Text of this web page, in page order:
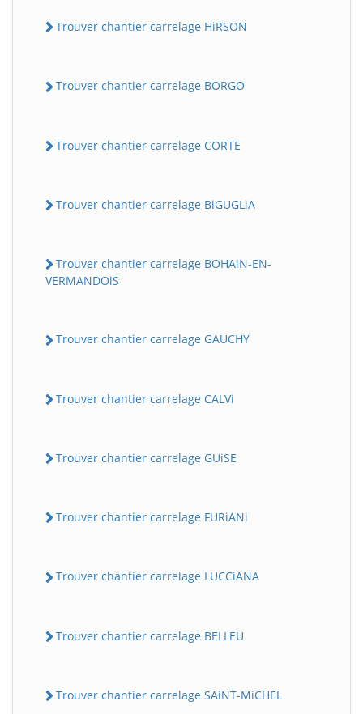
Trouver chantier carrelage HiRSON
Trouver chantier carrelage BORGO
Trouver chantier carrelage CORTE
Trouver chantier carrelage BiGUGLiA
Trouver chantier carrelage BOHAiN-EN-
VERMANDOiS
Trouver chantier carrelage GAUCHY
Trouver chantier carrelage CALVi
Trouver chantier carrelage GUiSE
Trouver chantier carrelage FURiANi
Trouver chantier carrelage LUCCiANA
Trouver chantier carrelage BELLEU
Trouver chantier carrelage SAiNT-MiCHEL